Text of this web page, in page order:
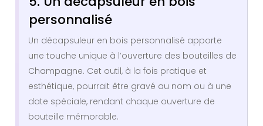
personnalisé
Un décapsuleur en bois personnalisé apporte
une touche unique à l’ouverture des bouteilles de
Champagne. Cet outil, à la fois pratique et
esthétique, pourrait être gravé au nom ou à une
date spéciale, rendant chaque ouverture de
bouteille mémorable.